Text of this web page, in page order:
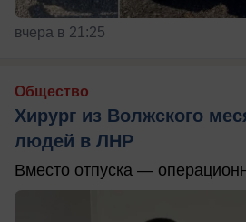
вчера в 21:25
Общество
Хирург из Волжского
людей в ЛНР
Вместо отпуска —